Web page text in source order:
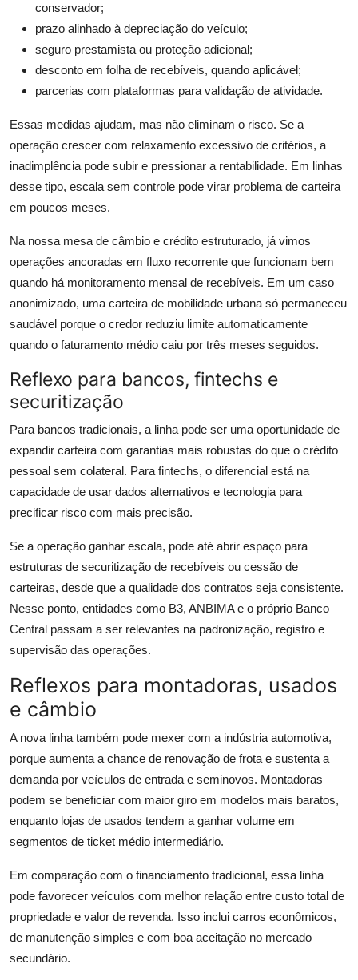
conservador;
prazo alinhado à depreciação do veículo;
seguro prestamista ou proteção adicional;
desconto em folha de recebíveis, quando aplicável;
parcerias com plataformas para validação de atividade.
Essas medidas ajudam, mas não eliminam o risco. Se a
operação crescer com relaxamento excessivo de critérios, a
inadimplência pode subir e pressionar a rentabilidade. Em linhas
desse tipo, escala sem controle pode virar problema de carteira
em poucos meses.
Na nossa mesa de câmbio e crédito estruturado, já vimos
operações ancoradas em fluxo recorrente que funcionam bem
quando há monitoramento mensal de recebíveis. Em um caso
anonimizado, uma carteira de mobilidade urbana só permaneceu
saudável porque o credor reduziu limite automaticamente
quando o faturamento médio caiu por três meses seguidos.
Reflexo para bancos, fintechs e
securitização
Para bancos tradicionais, a linha pode ser uma oportunidade de
expandir carteira com garantias mais robustas do que o crédito
pessoal sem colateral. Para fintechs, o diferencial está na
capacidade de usar dados alternativos e tecnologia para
precificar risco com mais precisão.
Se a operação ganhar escala, pode até abrir espaço para
estruturas de securitização de recebíveis ou cessão de
carteiras, desde que a qualidade dos contratos seja consistente.
Nesse ponto, entidades como B3, ANBIMA e o próprio Banco
Central passam a ser relevantes na padronização, registro e
supervisão das operações.
Reflexos para montadoras, usados
e câmbio
A nova linha também pode mexer com a indústria automotiva,
porque aumenta a chance de renovação de frota e sustenta a
demanda por veículos de entrada e seminovos. Montadoras
podem se beneficiar com maior giro em modelos mais baratos,
enquanto lojas de usados tendem a ganhar volume em
segmentos de ticket médio intermediário.
Em comparação com o financiamento tradicional, essa linha
pode favorecer veículos com melhor relação entre custo total de
propriedade e valor de revenda. Isso inclui carros econômicos,
de manutenção simples e com boa aceitação no mercado
secundário.